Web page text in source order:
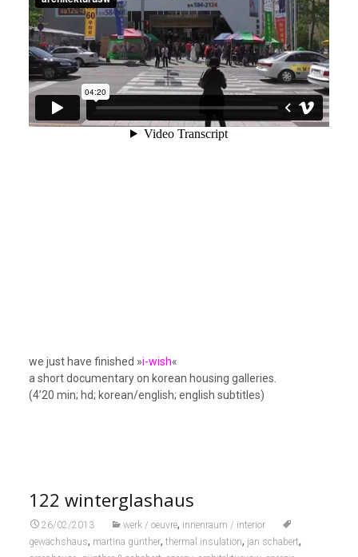
we just have finished »i-wish«
a short documentary on korean housing galleries.
(4’20 min; hd; korean/english; english subtitles)
122 winterglashaus
26/02/2013 werk / oeuvre, innenraum / interior
gewächshaus, martina günther, thermal insulation, jan schabert,